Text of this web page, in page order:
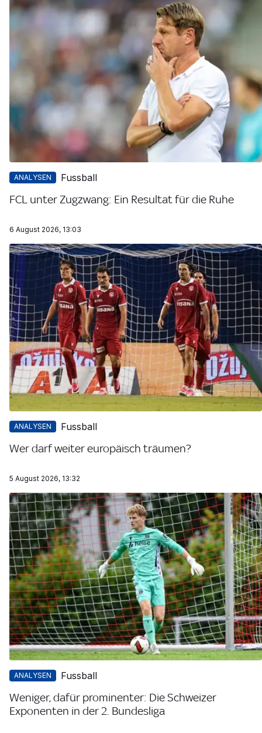
ANALYSEN Fussball
FCL unter Zugzwang: Ein Resultat für die Ruhe
6 August 2026, 13:03
ANALYSEN Fussball
Wer darf weiter europäisch träumen?
5 August 2026, 13:32
ANALYSEN Fussball
Weniger, dafür prominenter: Die Schweizer
Exponenten in der 2. Bundesliga